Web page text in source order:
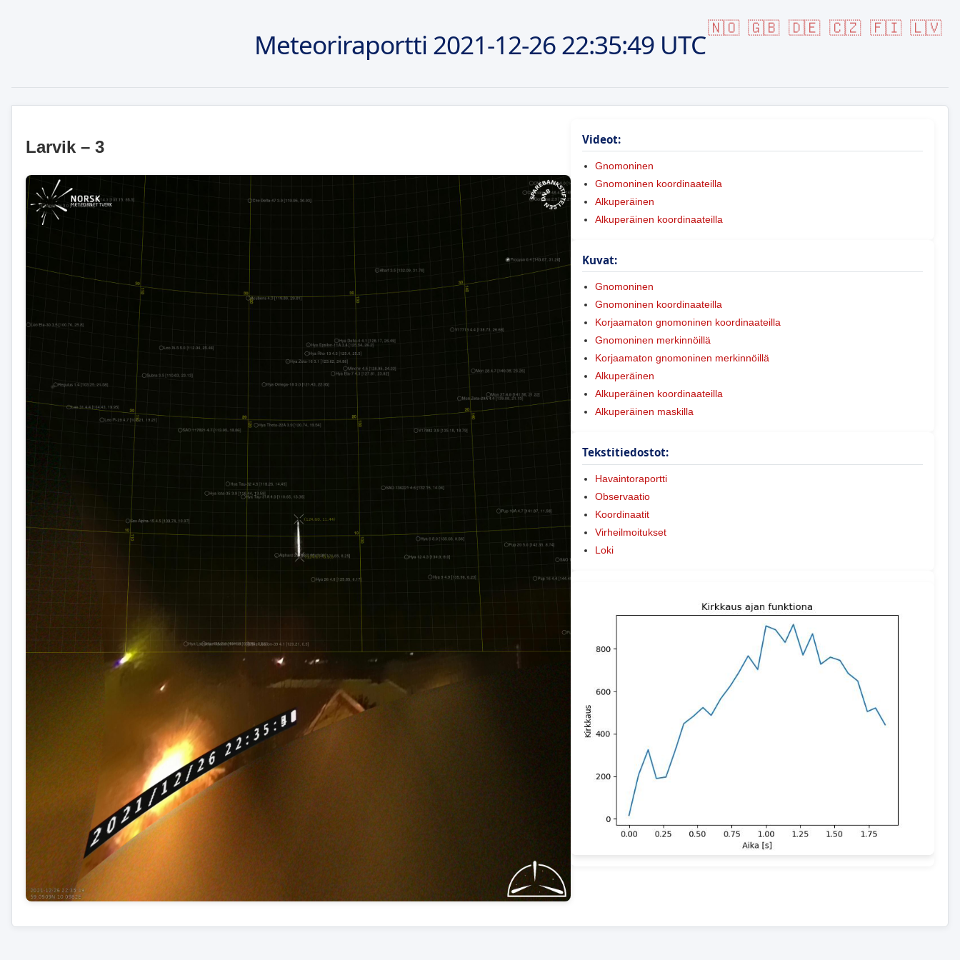
🇳🇴 🇬🇧 🇩🇪 🇨🇿 🇫🇮 🇱🇻
Meteoriraportti 2021-12-2622:35:49 UTC
Larvik – 3 Videot:
Gnomoninen
Gnomoninen koordinaateilla
Alkuperäinen
Alkuperäinen koordinaateilla
Kuvat:
Gnomoninen
Gnomoninen koordinaateilla
Korjaamaton gnomoninen koordinaateilla
Gnomoninen merkinnöillä
Korjaamaton gnomoninen merkinnöillä
Alkuperäinen
Alkuperäinen koordinaateilla
Alkuperäinen maskilla
Tekstitiedostot:
Havaintoraportti
Observaatio
Koordinaatit
Virheilmoitukset
Loki